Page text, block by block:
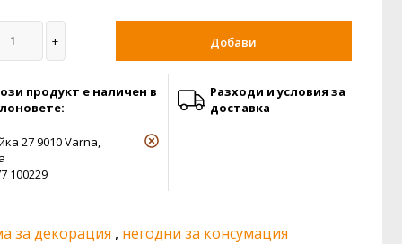
Добави
продукт е наличен в
27 9010 Varna,
100229
Разходи и условия за
доставка
за декорация , негодни за консумация